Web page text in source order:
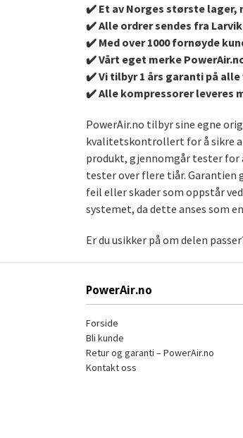
✔️ Et av Norges største lager,
✔️ Alle ordrer sendes fra
✔️ Med over 1000 fornøyde
✔️ Vårt eget merke
✔️ Vi tilbyr 1 års garanti på
✔️ Alle kompressorer leveres
PowerAir.no tilbyr sine egne
kvalitetskontrollert for å sikre
produkt, gjennomgår tester for
tester over flere tiår.
feil eller skader som oppstår
systemet, da dette anses som
Er du usikker på om delen
PowerAir.no
Forside
Bli kunde
Retur og garanti – PowerAir.no
Kontakt oss